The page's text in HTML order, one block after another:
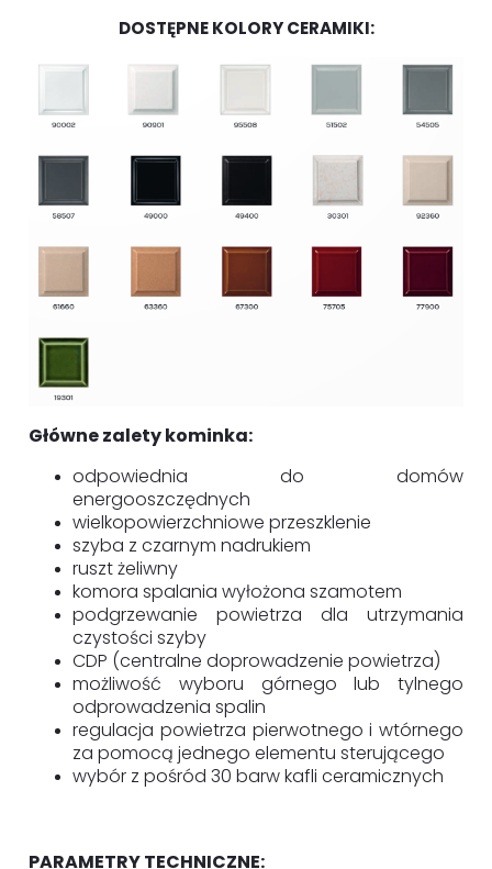
DOSTĘPNE KOLORY CERAMIKI:
Główne zalety kominka:
odpowiednia do domów
energooszczędnych
wielkopowierzchniowe przeszklenie
szyba z czarnym nadrukiem
ruszt żeliwny
komora spalania wyłożona szamotem
podgrzewanie powietrza dla utrzymania
czystości szyby
CDP (centralne doprowadzenie powietrza)
możliwość wyboru górnego lub tylnego
odprowadzenia spalin
regulacja powietrza pierwotnego i wtórnego
za pomocą jednego elementu sterującego
wybór z pośród 30 barw kafli ceramicznych
PARAMETRY TECHNICZNE: